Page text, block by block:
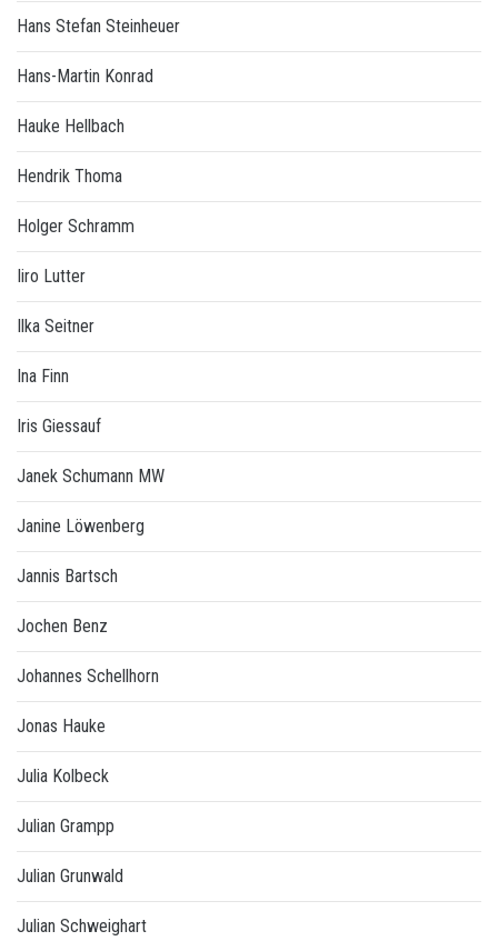
Hans Stefan Steinheuer
Hans-Martin Konrad
Hauke Hellbach
Hendrik Thoma
Holger Schramm
Iiro Lutter
Ilka Seitner
Ina Finn
Iris Giessauf
Janek Schumann MW
Janine Löwenberg
Jannis Bartsch
Jochen Benz
Johannes Schellhorn
Jonas Hauke
Julia Kolbeck
Julian Grampp
Julian Grunwald
Julian Schweighart